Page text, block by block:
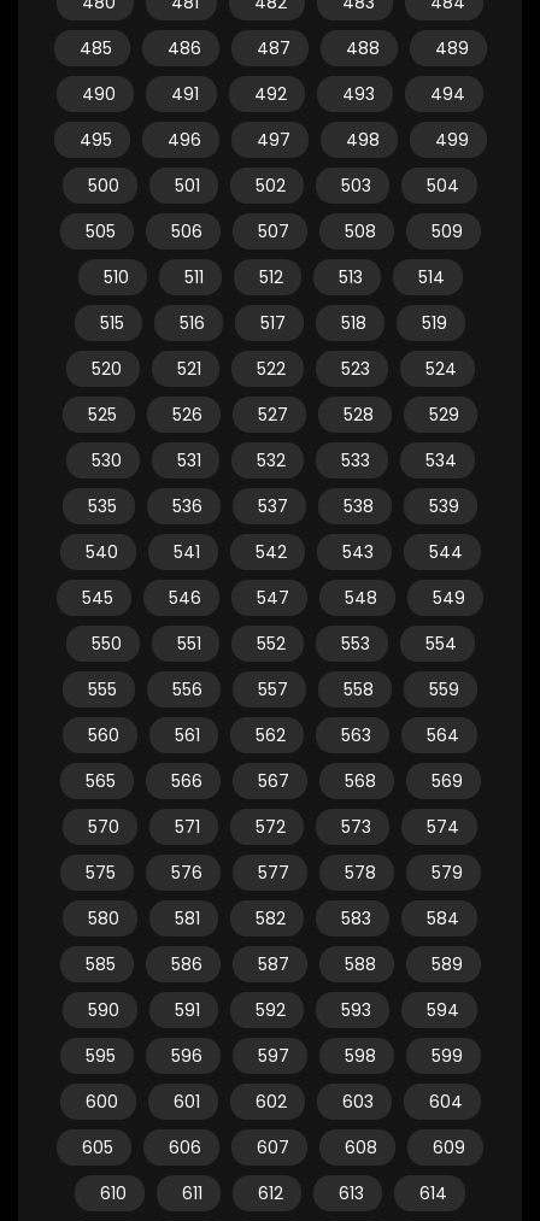
485
486 487 488
489
490
491 492 493
494
495
496 497 498
499
500
501 502 503
504
505
506 507 508
509
510
511 512 513
514
515
516 517 518
519
520
521 522 523
524
525
526 527 528
529
530
531 532 533
534
535
536 537 538
539
540
541 542 543
544
545
546 547 548
549
550
551 552 553
554
555
556 557 558
559
560
561 562 563
564
565
566 567 568
569
570
571 572 573
574
575
576 577 578
579
580
581 582 583
584
585
586 587 588
589
590
591 592 593
594
595
596 597 598
599
600
601 602 603
604
605
606 607 608
609
610
611 612 613
614